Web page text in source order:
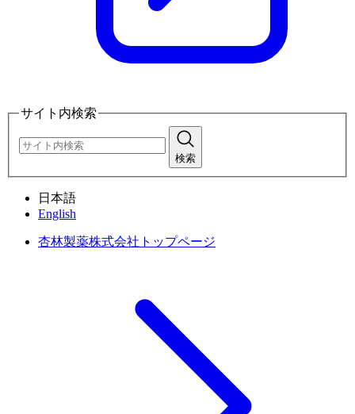
サイト内検索
検索
日本語
English
杏林製薬株式会社トップページ